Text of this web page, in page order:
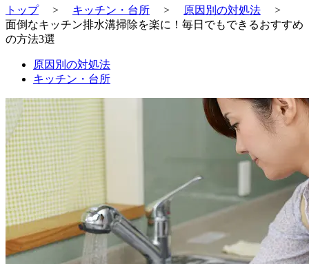
トップ> キッチン・台所 > 原因別の対処法 >
面倒なキッチン排水溝掃除を楽に！毎日でもできるおすすめ
の方法3選
原因別の対処法
キッチン・台所